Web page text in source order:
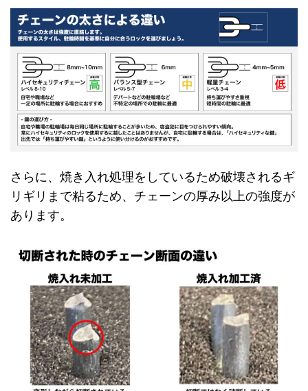
さらに、焼き入れ処理をしているため破壊されるギ
リギリまで粘るため、チェーンの厚み以上の強度が
あります。